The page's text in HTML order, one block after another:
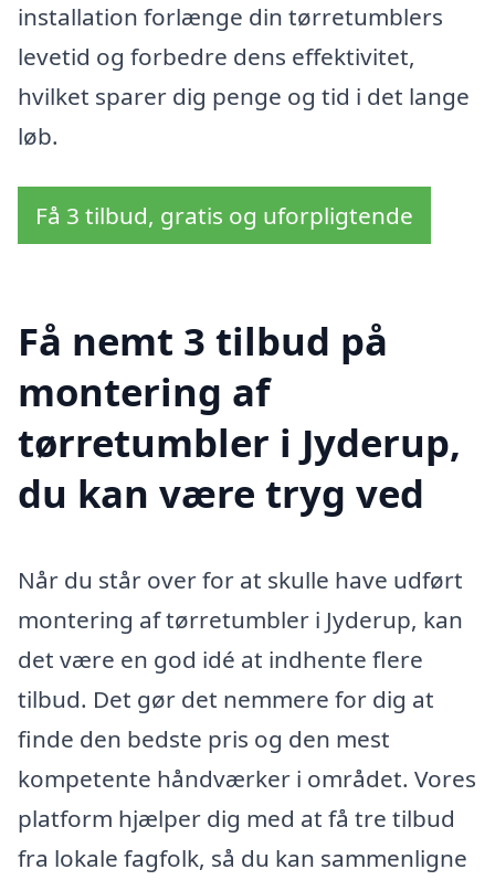
installation forlænge din tørretumblers
levetid og forbedre dens effektivitet,
hvilket sparer dig penge og tid i det lange
løb.
Få 3 tilbud, gratis og uforpligtende
Få nemt 3 tilbud på
montering af
tørretumbler i Jyderup,
du kan være tryg ved
Når du står over for at skulle have udført
montering af tørretumbler i Jyderup, kan
det være en god idé at indhente flere
tilbud. Det gør det nemmere for dig at
finde den bedste pris og den mest
kompetente håndværker i området. Vores
platform hjælper dig med at få tre tilbud
fra lokale fagfolk, så du kan sammenligne